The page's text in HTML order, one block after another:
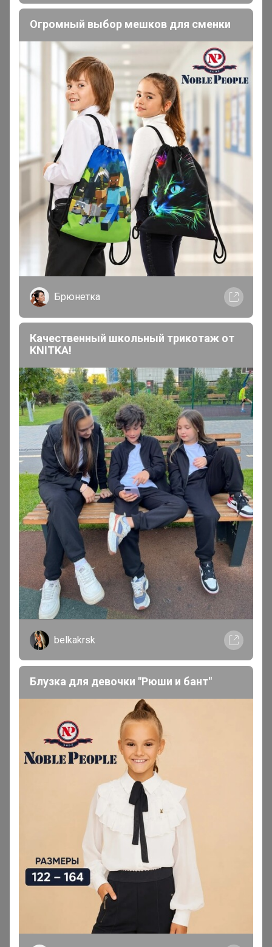
из Ирана, кофе из Вьетнама, масло из Греции и
Италии. По цр каждую неделю"
1 марта, 2026 16:33
Здравствуйте, нечаянно не доплатила 70кооп. Как
быть?
Томочка@
Магистр
В теме "✦ Семена Сады России ✦ Скидка 10-15%,
бесплатная доставка!"
17 февраля, 2026 22:11
Добрый вечер! На сайте есть картофель, не
планируете в закупку добавить?
Томочка@
Магистр
В теме "💚 Семена Сады России. Скидка 10% на ВСЕ,
бесплатная доставка!"
29 января, 2026 21:23
Добрый вечер, добавьте пожалуйста капусту
Снегурочка
Магистр
В теме "Правильные Витамины и Питание для
Спорта/Фитнеса без рекламного обмана! "
Здравствуйте, можно расфиксировать. Долго очень.
Томочка@
Магистр
Огромный выбор мешков для сменки
Брюнетка
Качественный школьный трикотаж от
KNITKA!
belkakrsk
Блузка для девочки "Рюши и бант"